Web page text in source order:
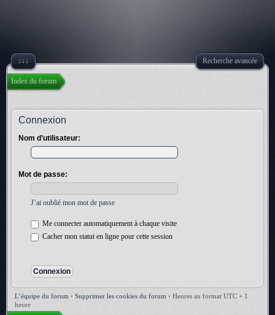
↓↓↓ Recherche avancée
Index du forum
Connexion
Nom d’utilisateur:
Mot de passe:
J’ai oublié mon mot de passe
Me connecter automatiquement à chaque visite
Cacher mon statut en ligne pour cette session
L’équipe du forum • Supprimer les cookies du forum • Heures au format UTC + 1
heure